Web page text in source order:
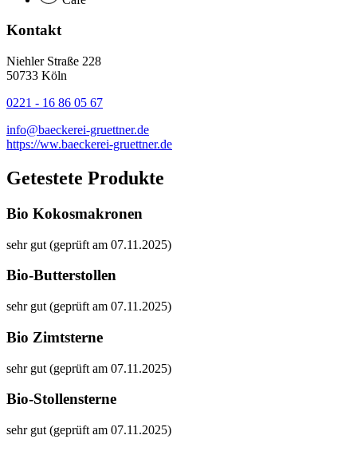
Kontakt
Niehler Straße 228
50733 Köln
0221 - 16 86 05 67
info@baeckerei-gruettner.de
https://ww.baeckerei-gruettner.de
Getestete Produkte
Bio Kokosmakronen
sehr gut (geprüft am 07.11.2025)
Bio-Butterstollen
sehr gut (geprüft am 07.11.2025)
Bio Zimtsterne
sehr gut (geprüft am 07.11.2025)
Bio-Stollensterne
sehr gut (geprüft am 07.11.2025)